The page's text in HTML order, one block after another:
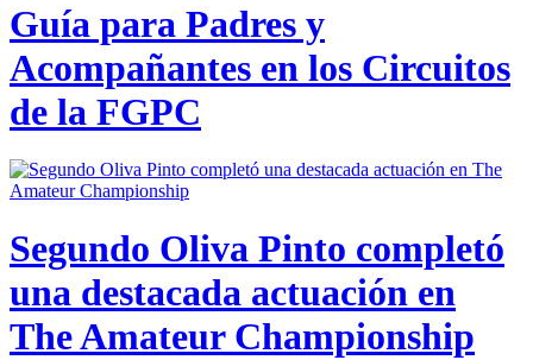
Guía para Padres y
Acompañantes en los Circuitos
de la FGPC
Segundo Oliva Pinto completó
una destacada actuación en
The Amateur Championship